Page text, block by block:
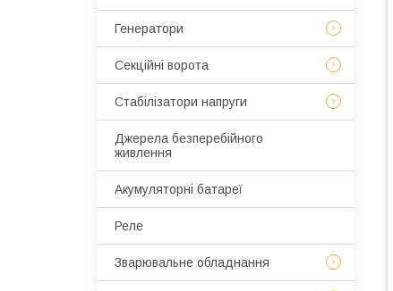
Генератори
Секційні ворота
Стабілізатори напруги
Джерела безперебійного
живлення
Акумуляторні батареї
Реле
Зварювальне обладнання